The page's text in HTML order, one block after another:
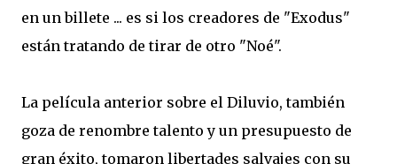
en un billete ... es si los creadores de "Exodus"
están tratando de tirar de otro "Noé".
La película anterior sobre el Diluvio, también
goza de renombre talento y un presupuesto de
gran éxito, tomaron libertades salvajes con su